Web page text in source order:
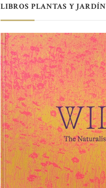
LIBROS PLANTAS Y JARDÍN